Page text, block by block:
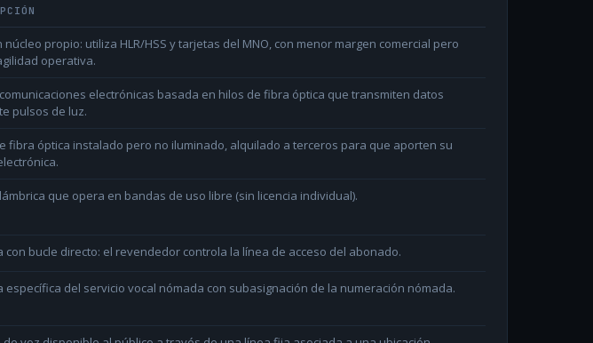
núcleo propio: utiliza HLR/HSS y tarjetas del MNO, con menor margen comercial pero
operativa.
electrónicas basada en hilos de fibra óptica que transmiten datos
pulsos de luz.
fibra óptica instalado pero no iluminado, alquilado a terceros para que aporten su
que opera en bandas de uso libre (sin licencia individual).
con bucle directo: el revendedor controla la línea de acceso del abonado.
específica del servicio vocal nómada con subasignación de la numeración nómada.